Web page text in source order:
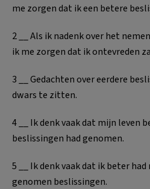
me zorgen dat ik een betere
2 __ Als ik nadenk over het
ik me zorgen dat ik ontevreden
3 __ Gedachten over eerdere
dwars te zitten.
4 __ Ik denk vaak dat mijn leven
beslissingen had genomen.
5 __ Ik denk vaak dat ik beter
genomen beslissingen.